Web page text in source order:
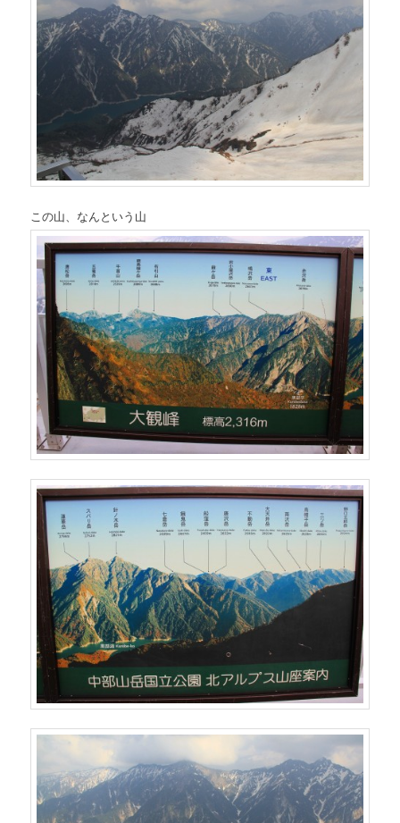
この山、なんという山